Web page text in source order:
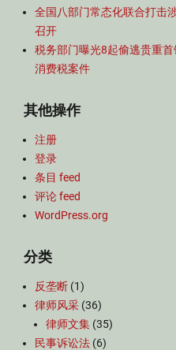
全国八部门常态化联合打击
召开
税务部门曝光8起偷逃贵重
消费税案件
其他操作
注册
登录
条目 feed
评论 feed
WordPress.org
分类
反垄断 (1)
律师风采 (36)
律师文集 (35)
民事诉讼法 (6)